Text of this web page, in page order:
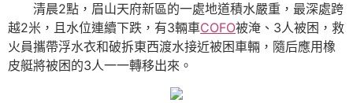
清晨2點，眉山天府新區的一處地道積水嚴重，最深處跨
越2米，且水位連續下跌，有3輛車COFO被淹、3人被困，救
火員攜帶浮水衣和破拆東西渡水接近被困車輛，隨后應用橡
皮艇將被困的3人一一轉移出來。